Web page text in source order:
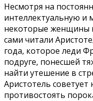
Несмотря на
интеллектуальную и
некоторые женщины
сами читали
года, которое леди
подруге, понесшей
найти утешение в
Аристотель
противостоять